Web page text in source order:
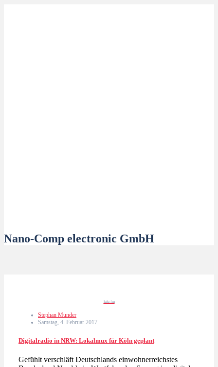
Nano-Comp electronic GmbH
lulu fm
Stephan Munder
Samstag, 4. Februar 2017
Digitalradio in NRW: Lokalmux für Köln geplant
Gefühlt verschläft Deutschlands einwohnerreichstes